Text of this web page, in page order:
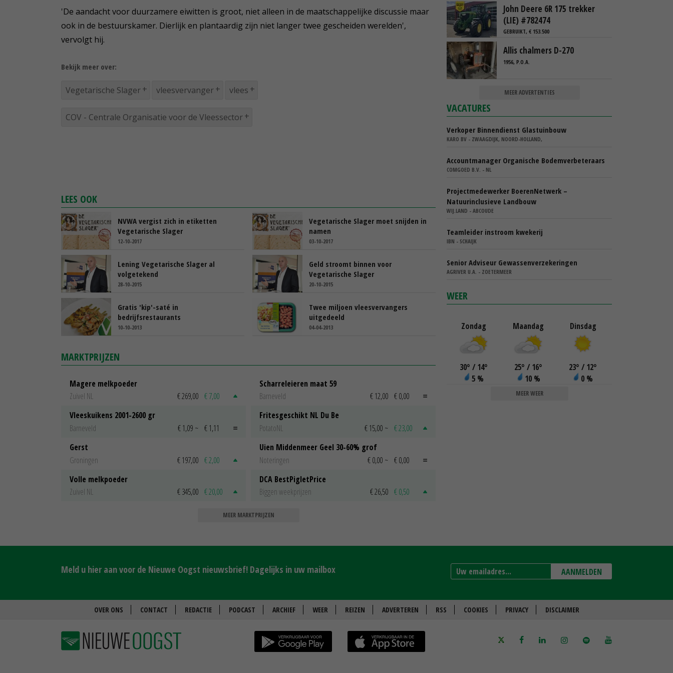
'De aandacht voor duurzamere eiwitten is groot, niet alleen in de maatschappelijke discussie maar
ook in de bestuurskamer. Dierlijk en plantaardig zijn niet langer twee gescheiden werelden',
vervolgt hij.
Bekijk meer over:
Vegetarische Slager vleesvervanger vlees
COV - Centrale Organisatie voor de Vleessector
LEES OOK
NVWA vergist zich in etiketten
Vegetarische Slager
12-10-2017
Vegetarische Slager moet snijden in
namen
03-10-2017
Lening Vegetarische Slager al
volgetekend
28-10-2015
Geld stroomt binnen voor
Vegetarische Slager
20-10-2015
Gratis 'kip'-saté in
bedrijfsrestaurants
10-10-2013
Twee miljoen vleesvervangers
uitgedeeld
04-04-2013
MARKTPRIJZEN
Magere melkpoeder
Zuivel NL
€ 269,00 € 7,00
Vleeskuikens 2001-2600 gr
Barneveld
€ 1,09 ~ € 1,11
Gerst
Groningen
€ 197,00 € 2,00
Volle melkpoeder
Zuivel NL
€ 345,00 € 20,00
Scharreleieren maat 59
Barneveld
€ 12,00 € 0,00
Fritesgeschikt NL Du Be
PotatoNL
€ 15,00 ~ € 23,00
Uien Middenmeer Geel 30-60% grof
Noteringen
€ 0,00 ~ € 0,00
DCA BestPigletPrice
Biggen weekprijzen
€ 26,50 € 0,50
MEER MARKTPRIJZEN
John Deere 6R 175 trekker
(LIE) #782474
GEBRUIKT, € 153.500
Allis chalmers D-270
1956, P.O.A.
MEER ADVERTENTIES
VACATURES
Verkoper Binnendienst Glastuinbouw
KARO BV - ZWAAGDIJK, NOORD-HOLLAND,
Accountmanager Organische Bodemverbeteraars
COMGOED B.V. - NL
Projectmedewerker BoerenNetwerk –
Natuurinclusieve Landbouw
WIJ.LAND - ABCOUDE
Teamleider instroom kwekerij
IBN - SCHAIJK
Senior Adviseur Gewassenverzekeringen
AGRIVER U.A. - ZOETERMEER
WEER
Zondag
30° / 14°
5 %
Maandag
25° / 16°
10 %
Dinsdag
23° / 12°
0 %
MEER WEER
Meld u hier aan voor de Nieuwe Oogst nieuwsbrief! Dagelijks in uw mailbox AANMELDEN
OVER ONS CONTACT REDACTIE PODCAST ARCHIEF WEER REIZEN ADVERTEREN RSS COOKIES PRIVACY DISCLAIMER